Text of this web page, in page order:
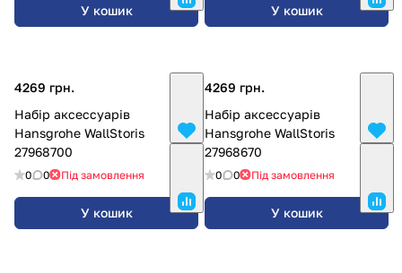
У кошик У кошик
4269 грн.
Набір аксессуарів
Hansgrohe WallStoris
27968700
0 0 Під замовлення
У кошик
4269 грн.
Набір аксессуарів
Hansgrohe WallStoris
27968670
0 0 Під замовлення
У кошик